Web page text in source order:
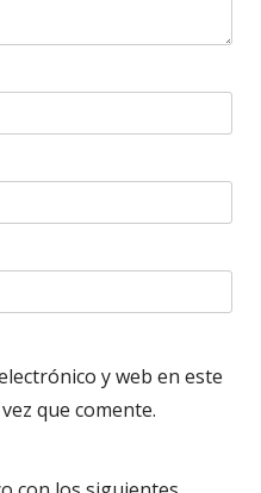
y web en este
que comente.